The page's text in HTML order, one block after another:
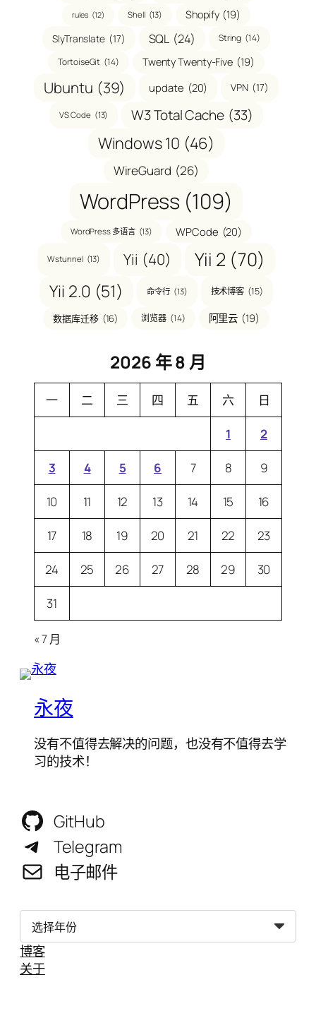
rules (12) Shell (13) Shopify (19)
SlyTranslate (17) SQL (24) String (14)
TortoiseGit (14) Twenty Twenty-Five (19)
Ubuntu (39) update (20) VPN (17)
VS Code (13) W3 Total Cache (33)
Windows 10 (46)
WireGuard (26)
WordPress (109)
WordPress 多语言 (13) WPCode (20)
Wstunnel (13) Yii (40) Yii 2 (70)
Yii 2.0 (51) 命令行 (13) 技术博客 (15)
数据库迁移 (16) 浏览器 (14) 阿里云 (19)
2026 年 8 月
一 二 三 四 五 六 日
1 2
3 4 5 6 7 8 9
10 11 12 13 14 15 16
17 18 19 20 21 22 23
24 25 26 27 28 29 30
31
« 7 月
永夜
没有不值得去解决的问题，也没有不值得去学
习的技术！
GitHub
Telegram
电子邮件
归
档
博客
关于